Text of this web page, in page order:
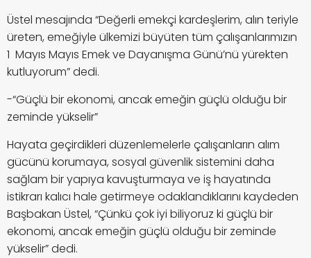
Üstel mesajında “Değerli emekçi kardeşlerim, alın teriyle
üreten, emeğiyle ülkemizi büyüten tüm çalışanlarımızın
1 Mayıs Mayıs Emek ve Dayanışma Günü’nü yürekten
kutluyorum” dedi.
-“Güçlü bir ekonomi, ancak emeğin güçlü olduğu bir
zeminde yükselir”
Hayata geçirdikleri düzenlemelerle çalışanların alım
gücünü korumaya, sosyal güvenlik sistemini daha
sağlam bir yapıya kavuşturmaya ve iş hayatında
istikrarı kalıcı hale getirmeye odaklandıklarını kaydeden
Başbakan Üstel, “Çünkü çok iyi biliyoruz ki güçlü bir
ekonomi, ancak emeğin güçlü olduğu bir zeminde
yükselir” dedi.